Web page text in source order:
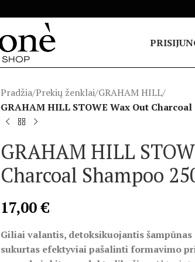
Pradžia/Prekių ženklai/GRAHAM HILL/
GRAHAM HILL STOWE Wax Out
GRAHAM HILL
Charcoal Shampoo
17,00€
Giliai valantis, detoksikuojantis
sukurtas efektyviai pašalinti formavimo